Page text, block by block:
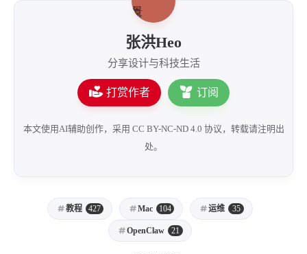
32
35
/.config"
$has_recursive;
f in "${files[@]}
for pd in ${protected_dirs[@]}
if [[ " $f " == " $pd "
echo
"   如需删除请用 trash 命
return
done
done
fi
张洪Heo
分享设计与科技生活
打赏作者 订阅
本文使用AI辅助创作，采用 CC BY-NC-ND 4.0 协议，转载请注明出
处。
教程 427 Mac 104 运维 35
OpenClaw 21